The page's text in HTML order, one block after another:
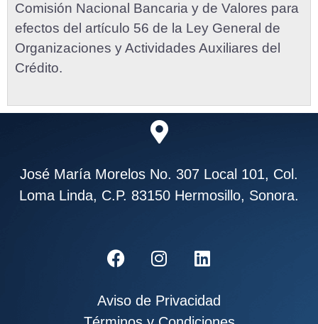
Comisión Nacional Bancaria y de Valores para
efectos del artículo 56 de la Ley General de
Organizaciones y Actividades Auxiliares del
Crédito.
José María Morelos No. 307 Local 101, Col.
Loma Linda, C.P. 83150 Hermosillo, Sonora.
Aviso de Privacidad